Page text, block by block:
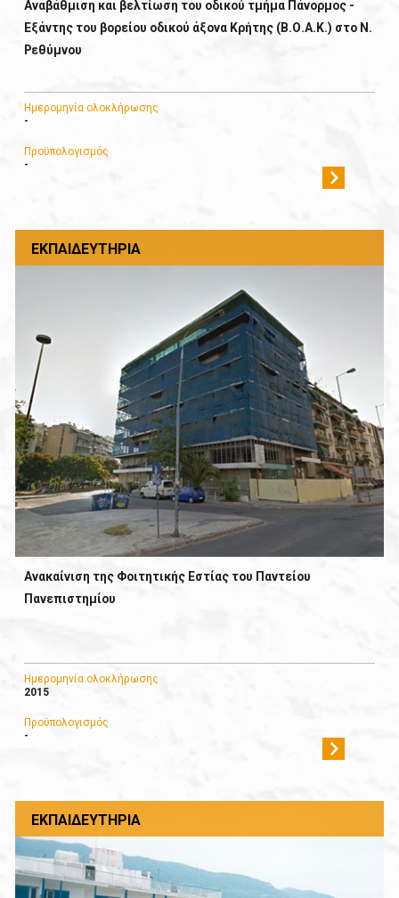
Αναβάθμιση και βελτίωση του οδικού τμήμα Πάνορμος -
Εξάντης του βορείου οδικού άξονα Κρήτης (Β.Ο.Α.Κ.) στο Ν.
Ρεθύμνου
Ημερομηνία ολοκλήρωσης
-
Προϋπολογισμός
-
ΕΚΠΑΙΔΕΥΤΉΡΙΑ
Ανακαίνιση της Φοιτητικής Εστίας του Παντείου
Πανεπιστημίου
Ημερομηνία ολοκλήρωσης
2015
Προϋπολογισμός
-
ΕΚΠΑΙΔΕΥΤΉΡΙΑ